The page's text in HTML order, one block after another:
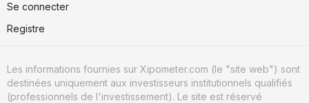
Se connecter
Registre
Les informations fournies sur Xipometer.com (le "site web") sont
destinées uniquement aux investisseurs institutionnels qualifiés
(professionnels de l'investissement). Le site est réservé